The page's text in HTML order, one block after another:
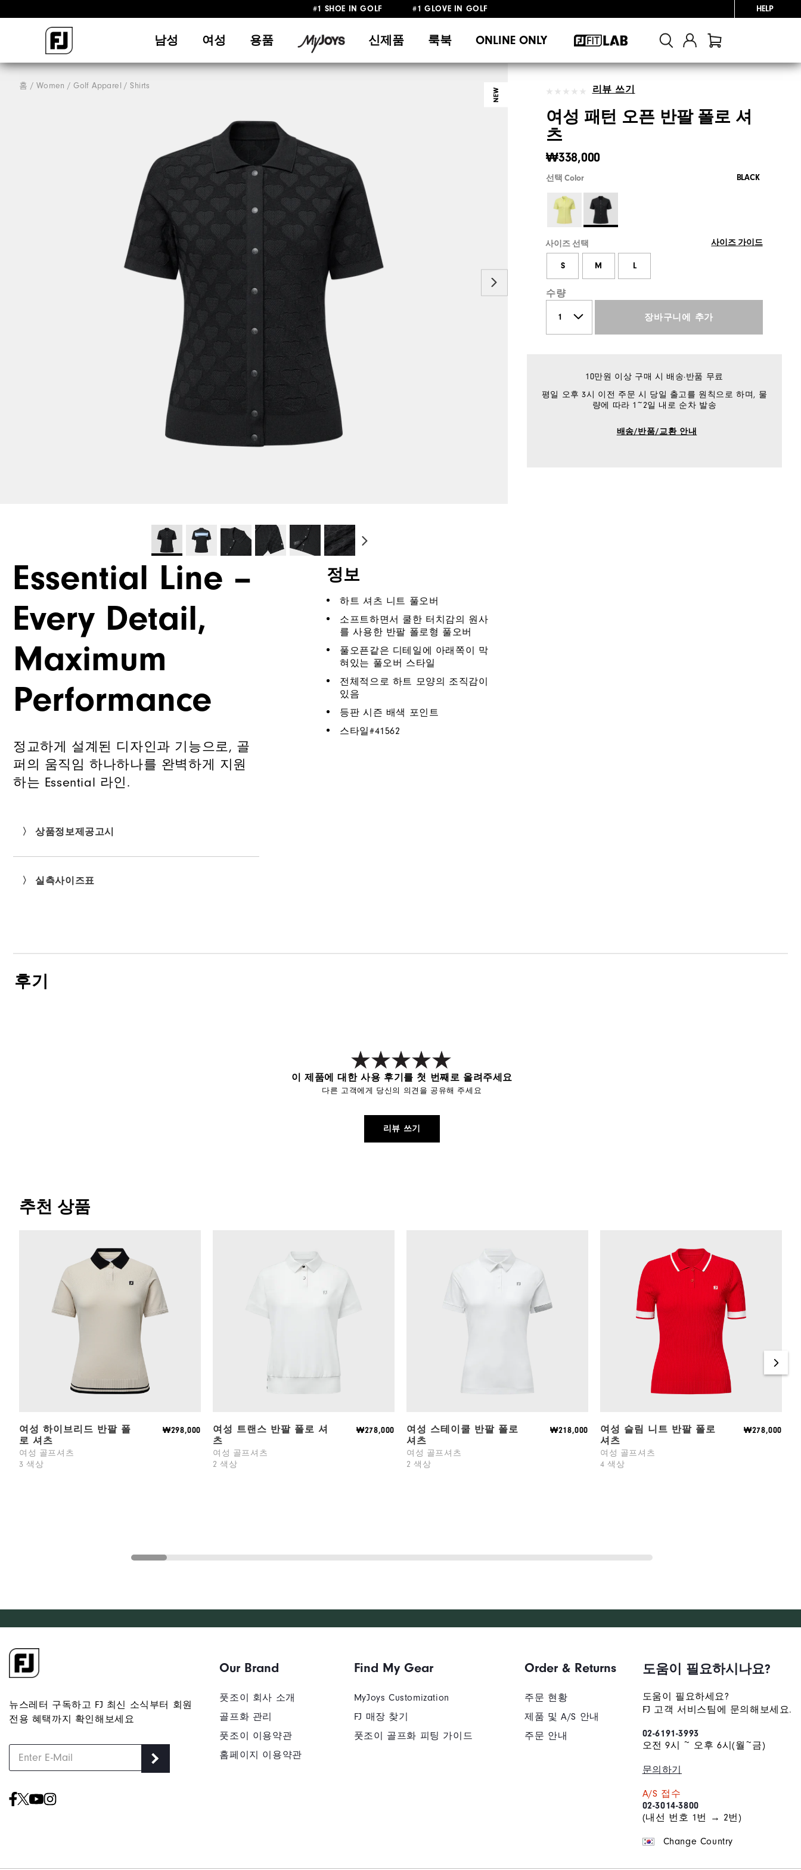
#1 SHOE IN GOLF #1 GLOVE IN GOLF HELP
남성 여성 용품 신제품 룩북 ONLINE ONLY
홈 Women Golf Apparel Shirts
NEW 리뷰 쓰기
여성 패턴 오픈 반팔 폴로 셔
츠
₩338,000
선택 Color BLACK
사이즈 선택 사이즈 가이드
S M L
수량
장바구니에 추가
10만원 이상 구매 시 배송·반품 무료
평일 오후 3시 이전 주문 시 당일 출고를 원칙으로 하며, 물
량에 따라 1~2일 내로 순차 발송
배송/반품/교환 안내
Essential Line –
Every Detail,
Maximum
Performance
정교하게 설계된 디자인과 기능으로, 골
퍼의 움직임 하나하나를 완벽하게 지원
하는 Essential 라인.
〉 상품정보제공고시
〉 실측사이즈표
정보
하트 셔츠 니트 풀오버
소프트하면서 쿨한 터치감의 원사
를 사용한 반팔 폴로형 풀오버
풀오픈같은 디테일에 아래쪽이 막
혀있는 풀오버 스타일
전체적으로 하트 모양의 조직감이
있음
등판 시즌 배색 포인트
스타일#41562
후기
이 제품에 대한 사용 후기를 첫 번째로 올려주세요
다른 고객에게 당신의 의견을 공유해 주세요
리뷰 쓰기
추천 상품
여성 하이브리드 반팔 폴
로 셔츠
여성 골프셔츠
₩298,000
3 색상
여성 트랜스 반팔 폴로 셔
츠
여성 골프셔츠
₩278,000
2 색상
여성 스테이쿨 반팔 폴로
셔츠
여성 골프셔츠
₩218,000
2 색상
여성 슬림 니트 반팔 폴로
셔츠
여성 골프셔츠
₩278,000
4 색상
뉴스레터 구독하고 FJ 최신 소식부터 회원
전용 혜택까지 확인해보세요
Our Brand
풋조이 회사 소개
골프화 관리
풋조이 이용약관
홈페이지 이용약관
Find My Gear
MyJoys Customization
FJ 매장 찾기
풋조이 골프화 피팅 가이드
Order & Returns
주문 현황
제품 및 A/S 안내
주문 안내
도움이 필요하시나요?
도움이 필요하세요?
FJ 고객 서비스팀에 문의해보세요.
02-6191-3993
오전 9시 ~ 오후 6시(월~금)
문의하기
A/S 접수
02-3014-3800
(내선 번호 1번 → 2번)
Change Country